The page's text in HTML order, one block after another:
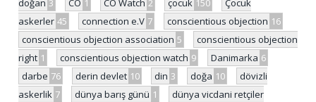
doğan 3 CO 1 CO Watch 2 çocuk 150
Çocuk
askerler 45 connection e.V 7 conscientious objection 16
conscientious objection association 5
conscientious objection
right 1 conscientious objection watch 9 Danimarka 6
darbe 76 derin devlet 10 din 3 doğa 10
dövizli
askerlik 7 dünya barış günü 1
dünya vicdani retçiler